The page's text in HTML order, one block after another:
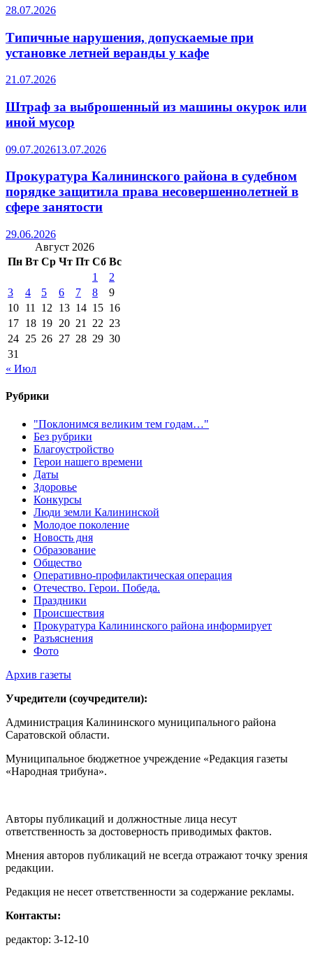
28.07.2026
Типичные нарушения, допускаемые при
установке летней веранды у кафе
21.07.2026
Штраф за выброшенный из машины окурок или
иной мусор
09.07.202613.07.2026
Прокуратура Калининского района в судебном
порядке защитила права несовершеннолетней в
сфере занятости
29.06.2026
Август 2026
Пн Вт Ср Чт Пт Сб Вс
1
2
3
4 5 6 7 8
9
10 11 12 13 14 15 16
17 18 19 20 21 22 23
24 25 26 27 28 29 30
31
« Июл
Рубрики
"Поклонимся великим тем годам…"
Без рубрики
Благоустройство
Герои нашего времени
Даты
Здоровье
Конкурсы
Люди земли Калининской
Молодое поколение
Новость дня
Образование
Общество
Оперативно-профилактическая операция
Отечество. Герои. Победа.
Праздники
Происшествия
Прокуратура Калининского района информирует
Разъяснения
Фото
Архив газеты
Учредители (соучредители):
Администрация Калининского муниципального района
Саратовской области.
Муниципальное бюджетное учреждение «Редакция газеты
«Народная трибуна».
Авторы публикаций и должностные лица несут
ответственность за достоверность приводимых фактов.
Мнения авторов публикаций не всегда отражают точку зрения
редакции.
Редакция не несет ответственности за содержание рекламы.
Контакты:
редактор: 3-12-10